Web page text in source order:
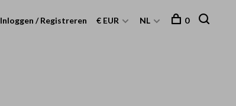
Inloggen / Registreren € EUR NL 0